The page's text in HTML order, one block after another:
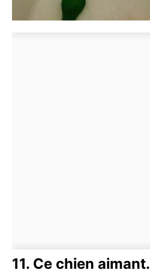
11. Ce chien aimant.